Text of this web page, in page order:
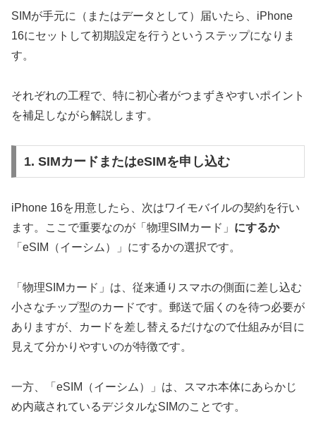
SIMが手元に（またはデータとして）届いたら、iPhone
16にセットして初期設定を行うというステップになりま
す。
それぞれの工程で、特に初心者がつまずきやすいポイント
を補足しながら解説します。
1. SIMカードまたはeSIMを申し込む
iPhone 16を用意したら、次はワイモバイルの契約を行い
ます。ここで重要なのが「物理SIMカード」 にするか
「eSIM（イーシム）」にするかの選択です。
「物理SIMカード」は、従来通りスマホの側面に差し込む
小さなチップ型のカードです。郵送で届くのを待つ必要が
ありますが、カードを差し替えるだけなので仕組みが目に
見えて分かりやすいのが特徴です。
一方、「eSIM（イーシム）」は、スマホ本体にあらかじ
め内蔵されているデジタルなSIMのことです。